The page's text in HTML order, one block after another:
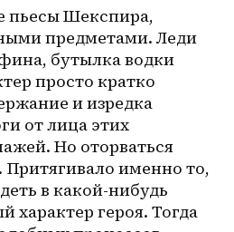
пьесы Шекспира,
предметами. Леди
бутылка водки
просто кратко
и изредка
от лица этих
Но оторваться
именно то,
в какой-нибудь
героя. Тогда